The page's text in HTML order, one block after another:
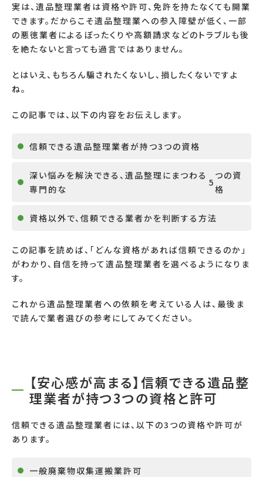
実は、遺品整理業者は資格や許可、免許を持たなくても開業
できます。だからこそ遺品整理業への参入障壁が低く、一部
の悪徳業者によるぼったくりや高額請求などのトラブルも後
を絶たないと言っても過言ではありません。
とはいえ、もちろん騙されたくないし、損したくないですよ
ね。
この記事では、以下の内容をお伝えします。
信頼できる遺品整理業者が持つ3 つの資格
深い悩みを解決できる、遺品整理にまつわる
専門的な
5
つの資
格
資格以外で、信頼できる業者かを判断する方法
この記事を読めば、「どんな資格があれば信頼できるのか」
がわかり、自信を持って遺品整理業者を選べるようになりま
す。
これから遺品整理業者への依頼を考えている人は、最後ま
で読んで業者選びの参考にしてみてください。
【安心感が高まる】信頼できる遺品整
理業者が持つ3つの資格と許可
信頼できる遺品整理業者には、以下の3 つの資格や許可が
あります。
一般廃棄物収集運搬業許可